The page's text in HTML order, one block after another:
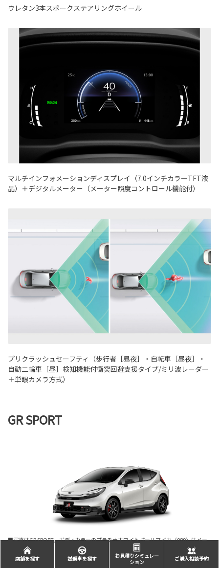
ウレタン3本スポークステアリングホイール
マルチインフォメーションディスプレイ（7.0インチカラーTFT液
晶）＋デジタルメーター（メーター照度コントロール機能付）
プリクラッシュセーフティ（歩行者［昼夜］・自転車［昼夜］・
自動二輪車［昼］検知機能付衝突回避支援タイプ/ミリ波レーダー
＋単眼カメラ方式）
GR SPORT
■写真はGR SPORT。ボディカラーのプラチナホワイトパールマイカ〈089〉はメー
カーオプション。
店舗を探す 試乗車を探す
お見積りシミュレー
ション
ご購入相談予約